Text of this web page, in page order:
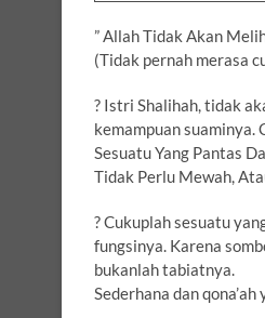
” Allah Tidak Akan
(Tidak pernah merasa
? Istri Shalihah, tidak
kemampuan suaminya.
Sesuatu Yang Pantas
Tidak Perlu Mewah,
? Cukuplah sesuatu
fungsinya. Karena
bukanlah tabiatnya.
Sederhana dan